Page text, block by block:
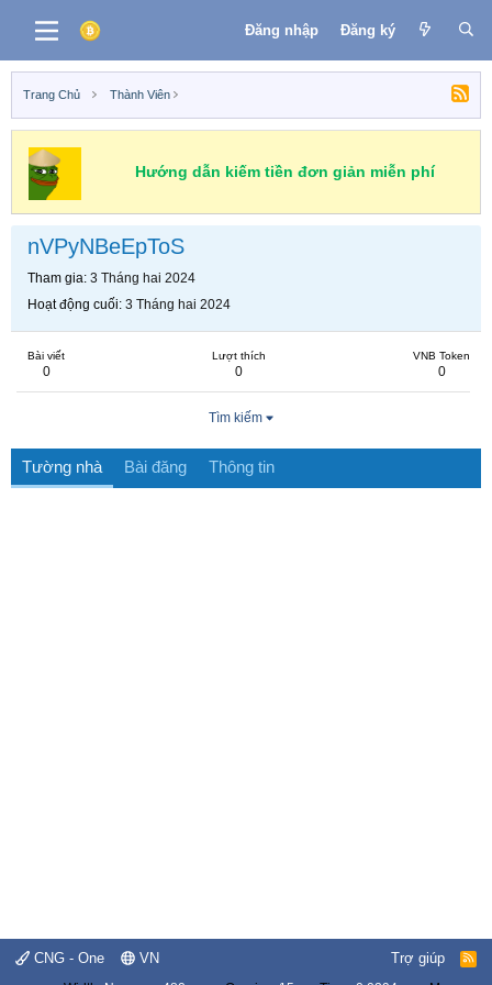
Đăng nhập Đăng ký
Trang Chủ Thành Viên
Hướng dẫn kiếm tiền đơn giản miễn phí
nVPyNBeEpToS
Tham gia 3 Tháng hai 2024
Hoạt động cuối 3 Tháng hai 2024
Bài viết
0
Lượt thích
0
VNB Token
0
Tìm kiếm
Tường nhà Bài đăng Thông tin
CNG - One VN Trợ giúp
R